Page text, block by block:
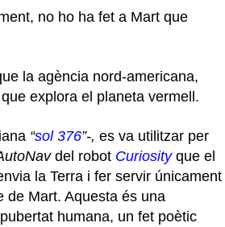
no ho ha fet a Mart que
la agència nord-americana,
explora el planeta vermell.
“sol376”-, es va utilitzar per
del robot Curiosityque el
la Terra i fer servir únicament
de Mart. Aquesta és una
humana, un fet poètic